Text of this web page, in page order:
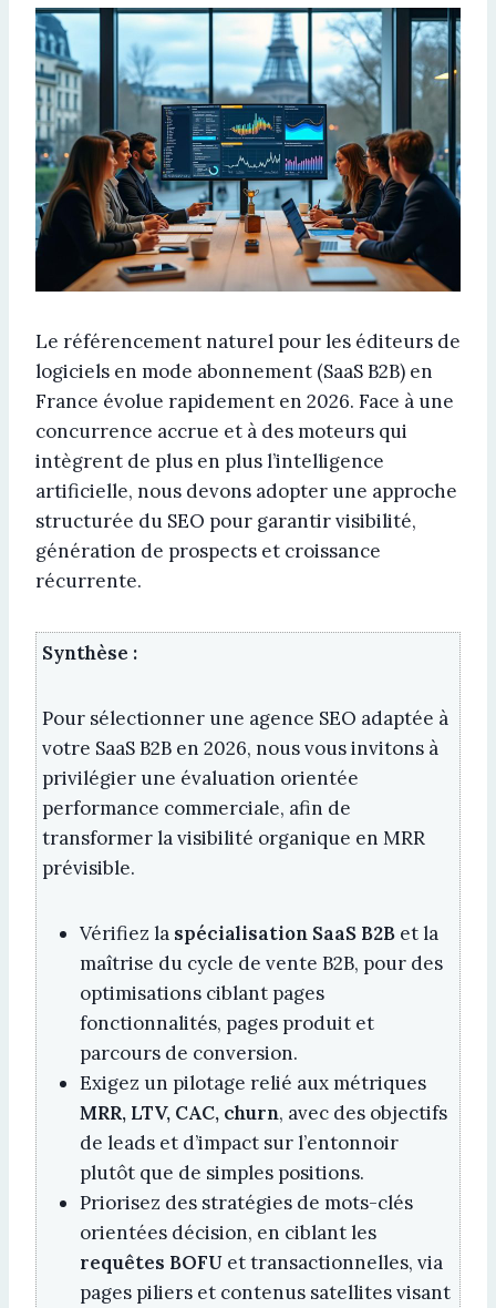
Le référencement naturel pour les éditeurs de
logiciels en mode abonnement (SaaS B2B) en
France évolue rapidement en 2026. Face à une
concurrence accrue et à des moteurs qui
intègrent de plus en plus l’intelligence
artificielle, nous devons adopter une approche
structurée du SEO pour garantir visibilité,
génération de prospects et croissance
récurrente.
Synthèse :
Pour sélectionner une agence SEO adaptée à
votre SaaS B2B en 2026, nous vous invitons à
privilégier une évaluation orientée
performance commerciale, afin de
transformer la visibilité organique en MRR
prévisible.
Vérifiez la spécialisation SaaS B2B et la
maîtrise du cycle de vente B2B, pour des
optimisations ciblant pages
fonctionnalités, pages produit et
parcours de conversion.
Exigez un pilotage relié aux métriques
MRR, LTV, CAC, churn, avec des objectifs
de leads et d’impact sur l’entonnoir
plutôt que de simples positions.
Priorisez des stratégies de mots-clés
orientées décision, en ciblant les
requêtes BOFU et transactionnelles, via
pages piliers et contenus satellites visant